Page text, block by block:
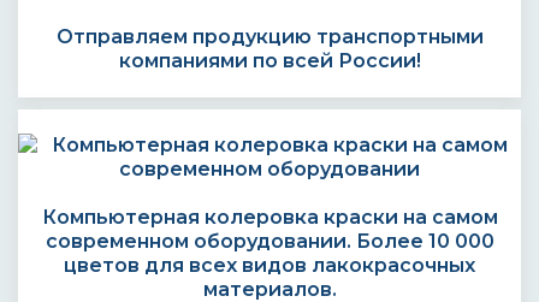
Отправляем продукцию транспортными
компаниями по всей России!
Компьютерная колеровка краски на самом
современном оборудовании. Более 10 000
цветов для всех видов лакокрасочных
материалов.